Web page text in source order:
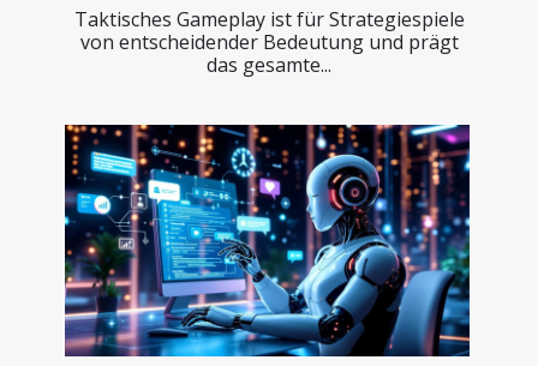
Taktisches Gameplay ist für Strategiespiele
von entscheidender Bedeutung und prägt
das gesamte...